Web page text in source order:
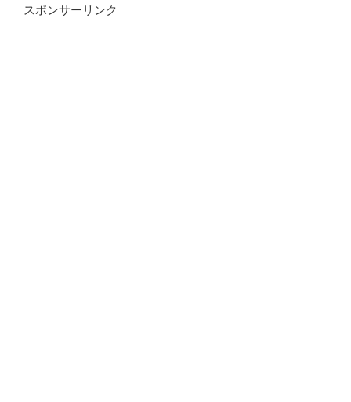
スポンサーリンク